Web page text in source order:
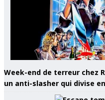
Week-end de terreur chez
un anti-slasher qui divise